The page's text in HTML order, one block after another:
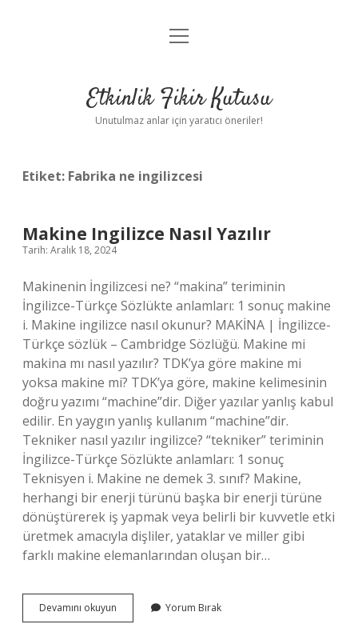
Anasayfa
Yasal Uyarı
menüyü
Etkinlik Fikir Kutusu
Unutulmaz anlar için yaratıcı öneriler!
Etiket: Fabrika ne ingilizcesi
Makine Ingilizce Nasıl Yazılır
Tarih: Aralık 18, 2024
Makinenin İngilizcesi ne? “makina” teriminin
İngilizce-Türkçe Sözlükte anlamları: 1 sonuç makine
i. Makine ingilizce nasıl okunur? MAKİNA | İngilizce-
Türkçe sözlük – Cambridge Sözlüğü. Makine mi
makina mı nasıl yazılır? TDK’ya göre makine mi
yoksa makine mi? TDK’ya göre, makine kelimesinin
doğru yazımı “machine”dir. Diğer yazılar yanlış kabul
edilir. En yaygın yanlış kullanım “machine”dir.
Tekniker nasıl yazılır ingilizce? “tekniker” teriminin
İngilizce-Türkçe Sözlükte anlamları: 1 sonuç
Teknisyen i. Makine ne demek 3. sınıf? Makine,
herhangi bir enerji türünü başka bir enerji türüne
dönüştürerek iş yapmak veya belirli bir kuvvetle etki
üretmek amacıyla dişliler, yataklar ve miller gibi
farklı makine elemanlarından oluşan bir…
Devamını okuyun
Ingilizce
Yorum Bırak